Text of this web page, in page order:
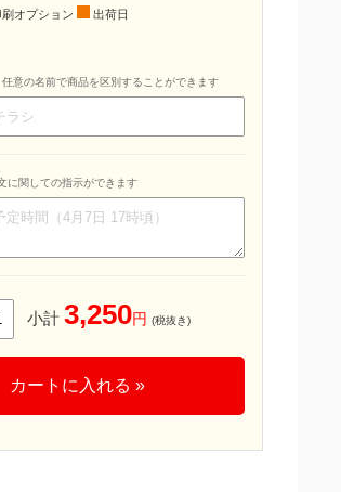
刷オプション
出荷日
任意の名前で商品を区別することができます
に関しての指示ができます
小計 3,250円 (税抜き)
カートに入れる »